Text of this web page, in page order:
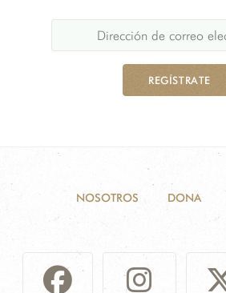
REGÍSTRATE
NOSOTROS DONA